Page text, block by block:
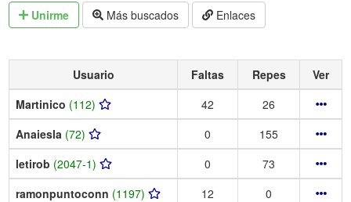
Unirme Más buscados Enlaces
Usuario Faltas Repes
Ver
Martinico (112) 42
26
Anaiesla (72) 0
155
letirob (2047-1) 0
73
ramonpuntoconn (1197) 12
0